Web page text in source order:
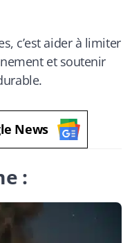
c’est aider à limiter
et soutenir
News
: